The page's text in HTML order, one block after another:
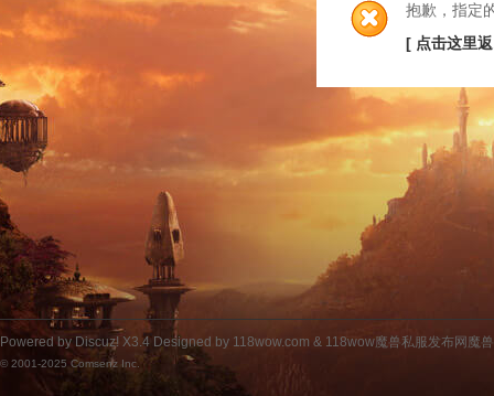
抱歉，指定
[ 点击这里
Powered by Discuz! X3.4 Designed by 118wow.com & 118wow魔兽私服发布网魔
© 2001-2025 Comsenz Inc.